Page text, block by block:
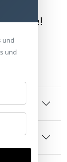
Hause!
und
und